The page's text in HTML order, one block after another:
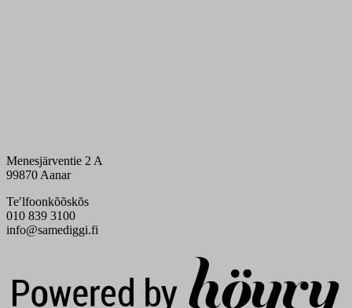
Menesjärventie 2 A
99870 Aanar
Teʹlfoonkõõskõs
010 839 3100
info@samediggi.fi